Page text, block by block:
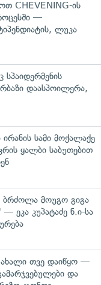
CHEVENING-ის
—
ლუკა
დაასპოილერა,
სამი მოქალაქე
ყალბი საბუთებით
ბრძოლა მოუგო გიგა
ეკა კუპატაძე ნ.ი-სა
ახალი თვე დაიწყო —
და